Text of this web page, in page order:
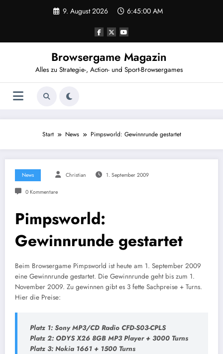
9. August 2026 6:45:01 AM
Browsergame Magazin
Alles zu Strategie-, Action- und Sport-Browsergames
Start News Pimpsworld: Gewinnrunde gestartet
News Christian 1. September 2009
0 Kommentare
Pimpsworld:
Gewinnrunde gestartet
Beim Browsergame Pimpsworld ist heute am 1. September 2009
eine Gewinnrunde gestartet. Die Gewinnrunde geht bis zum 1.
November 2009. Zu gewinnen gibt es 3 fette Sachpreise + Turns.
Hier die Preise:
Platz 1: Sony MP3/CD Radio CFD-S03-CPLS
Platz 2: ODYS X26 8GB MP3 Player + 3000 Turns
Platz 3: Nokia 1661 + 1500 Turns